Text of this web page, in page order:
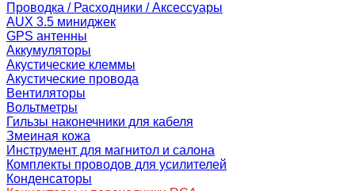
Проводка / Расходники / Аксессуары
AUX 3.5 миниджек
GPS антенны
Аккумуляторы
Акустические клеммы
Акустические провода
Вентиляторы
Вольтметры
Гильзы наконечники для кабеля
Змеиная кожа
Инструмент для магнитол и салона
Комплекты проводов для усилителей
Конденсаторы